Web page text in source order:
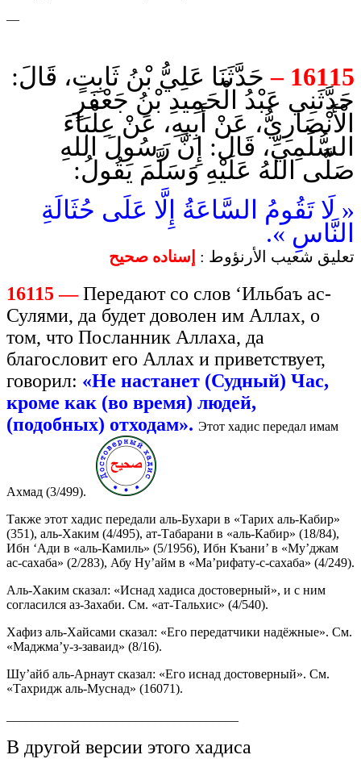
—
16115 –
حَدَّثَنَا عَلِيُّ بْنُ ثَابِتٍ، قَالَ:
حَدَّثَنِي عَبْدُ الْحَمِيدِ بْنُ جَعْفَرٍ
الْأَنْصَارِيُّ، عَنْ أَبِيهِ، عَنْ عِلْبَاءَ
السُّلَمِيِّ، قَالَ: إِنَّ رَسُولَ اللهِ
صَلَّى اللهُ عَلَيْهِ وَسَلَّمَ يَقُولُ:
« لَا تَقُومُ السَّاعَةُ إِلَّا عَلَى حُثَالَةِ
النَّاسِ ».
تعليق شعيب الأرنؤوط : إسناده صحيح
16115 —Передают со слов ‘Ильбаъ ас-
Сулями, да будет доволен им Аллах, о
том, что Посланник Аллаха, да
благословит его Аллах и приветствует,
говорил: «Не настанет (Судный) Час,
кроме как (во время) людей,
(подобных) отходам». Этот хадис передал имам
Ахмад (3/499).
Также этот хадис передали аль-Бухари в «Тарих аль-Кабир»
(351), аль-Хаким (4/495), ат-Табарани в «аль-Кабир» (18/84),
Ибн ‘Ади в «аль-Камиль» (5/1956), Ибн Къани’ в «Му’джам
ас-сахаба» (2/283), Абу Ну’айм в «Ма’рифату-с-сахаба» (4/249).
Аль-Хаким сказал: «Иснад хадиса достоверный», и с ним
согласился аз-Захаби. См. «ат-Тальхис» (4/540).
Хафиз аль-Хайсами сказал: «Его передатчики надёжные». См.
«Маджма’у-з-заваид» (8/16).
Шу’айб аль-Арнаут сказал: «Его иснад достоверный». См.
«Тахридж аль-Муснад» (16071).
В другой версии этого хадиса